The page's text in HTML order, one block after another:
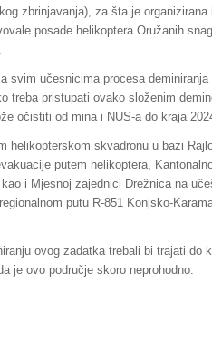
zbrinjavanja), za šta je organizirana
posade helikoptera Oružanih
svim učesnicima procesa
treba pristupati ovako složenim
očistiti od mina i NUS-a do kraja
helikopterskom skvadronu u bazi
putem helikoptera,
i Mjesnoj zajednici Drežnica na
putu R-851 Konjsko-
ovog zadatka trebali bi trajati do
je ovo područje skoro neprohodno.